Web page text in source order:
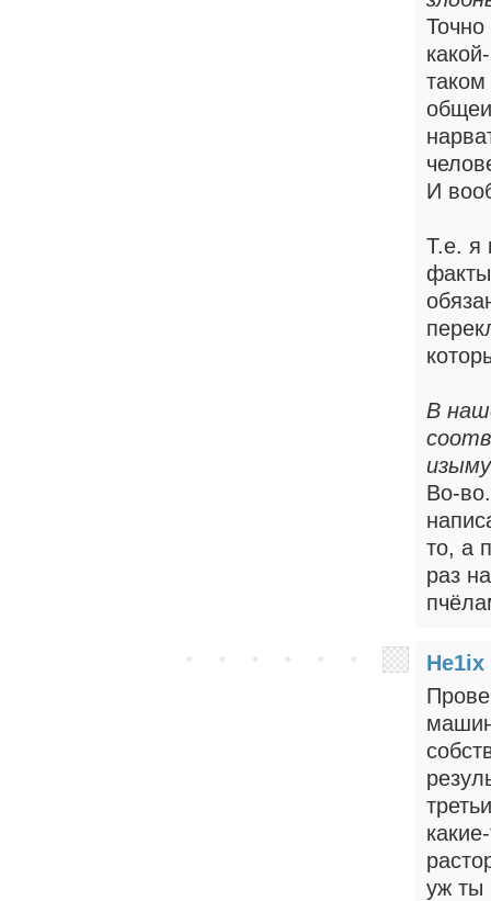
Точно
И
Т.е. я
В
Во-
то, а
раз
He1ix
уж ты